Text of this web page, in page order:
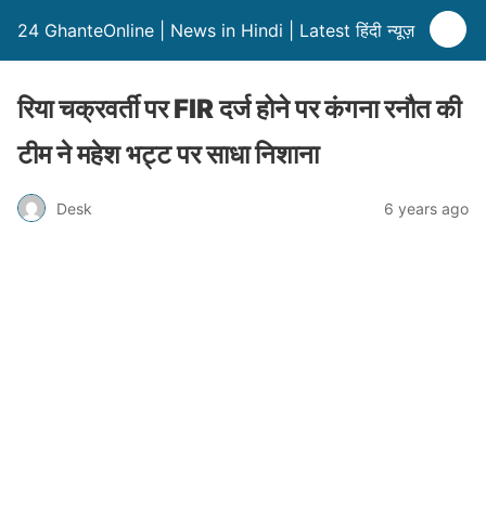
24 GhanteOnline | News in Hindi | Latest हिंदी न्यूज़
रिया चक्रवर्ती पर FIR दर्ज होने पर कंगना रनौत की
टीम ने महेश भट्ट पर साधा निशाना
Desk 6 years ago